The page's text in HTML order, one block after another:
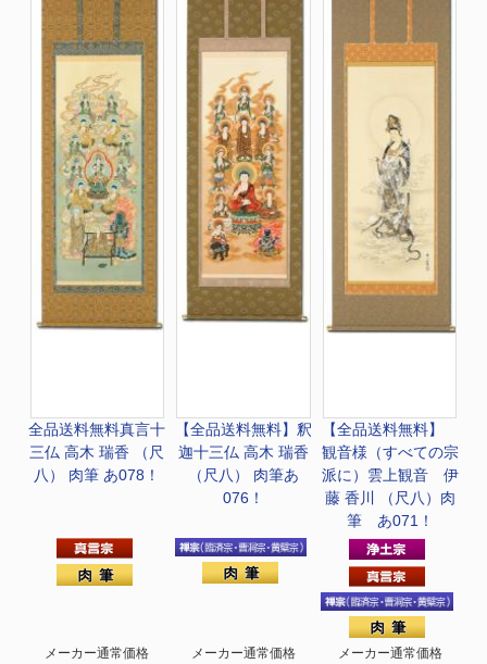
全品送料無料真言十
三仏 高木 瑞香 （尺
八） 肉筆 あ078！
メーカー通常価格
【全品送料無料】 釈
迦十三仏 高木 瑞香
（尺八） 肉筆あ
076！
メーカー通常価格
【全品送料無料】
観音様（すべての宗
派に） 雲上観音 伊
藤 香川 （尺八）肉
筆 あ071！
メーカー通常価格